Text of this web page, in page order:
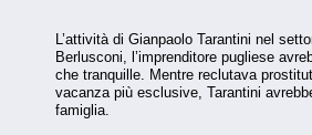
L’attività di Gianpaolo Tarantini nel
Berlusconi, l’imprenditore pugliese
che tranquille. Mentre reclutava
vacanza più esclusive, Tarantini
famiglia.